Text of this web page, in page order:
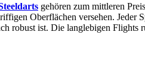
gehören zum mittleren
Oberflächen versehen. Jeder
robust ist. Die langlebigen Flights